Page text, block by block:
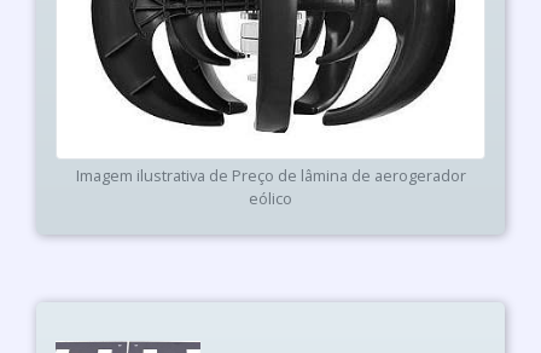
Imagem ilustrativa de Preço de lâmina de aerogerador
eólico